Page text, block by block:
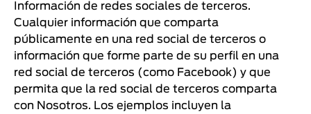
Información de redes sociales de terceros.
Cualquier información que comparta
públicamente en una red social de terceros o
información que forme parte de su perfil en una
red social de terceros (como Facebook) y que
permita que la red social de terceros comparta
con Nosotros. Los ejemplos incluyen la